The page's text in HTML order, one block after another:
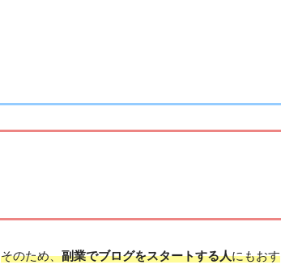
そのため、副業でブログをスタートする人にもおす